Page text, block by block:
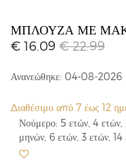
ΜΠΛΟΎΖΑ ΜΕ
€ 16.09 € 22.99
Ανανεώθηκε: 04-08-2026
Διαθέσιμο από 7 έως 12
Νούμερο: 5 ετών, 4 ετών,
μηνών, 6 ετών, 3 ετών, 14